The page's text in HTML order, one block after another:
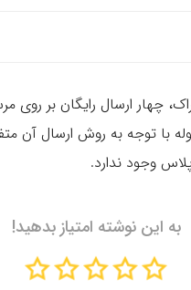
با توجه به روش ارسال
وجود ندارد.
به این نوشته امتیاز بدهید!